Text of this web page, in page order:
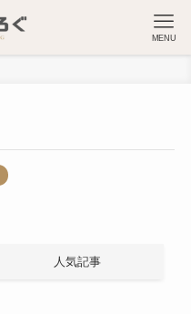
MENU
人気記事